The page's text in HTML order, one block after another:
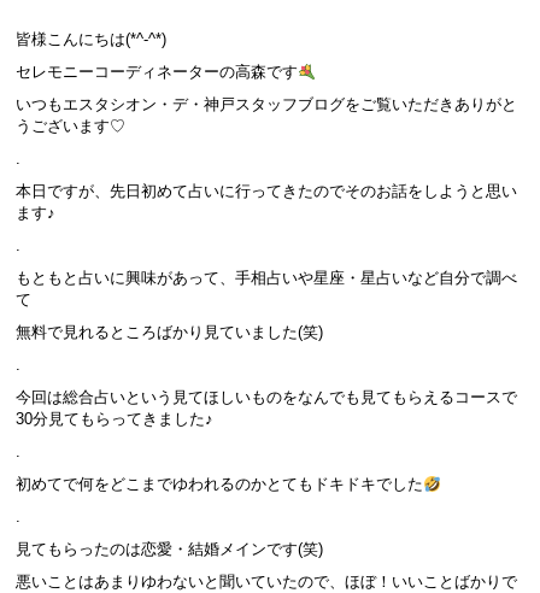
皆様こんにちは(*^-^*)
セレモニーコーディネーターの高森です
いつもエスタシオン・デ・神戸スタッフブログをご覧いただきありがと
うございます♡
.
本日ですが、先日初めて占いに行ってきたのでそのお話をしようと思い
ます♪
.
もともと占いに興味があって、手相占いや星座・星占いなど自分で調べ
て
無料で見れるところばかり見ていました(笑)
.
今回は総合占いという見てほしいものをなんでも見てもらえるコースで
30分見てもらってきました♪
.
初めてで何をどこまでゆわれるのかとてもドキドキでした
.
見てもらったのは恋愛・結婚メインです(笑)
悪いことはあまりゆわないと聞いていたので、ほぼ！いいことばかりで